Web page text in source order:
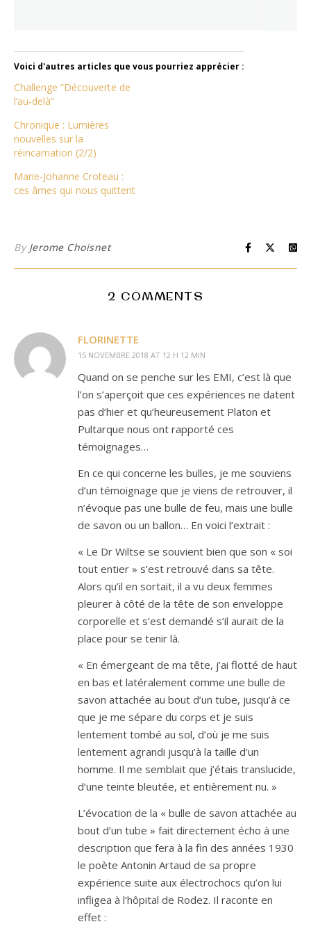
Voici d'autres articles que vous pourriez apprécier :
Challenge “Découverte de
l’au-delà”
Chronique : Lumières
nouvelles sur la
réincarnation (2/2)
Marie-Johanne Croteau :
ces âmes qui nous quittent
By Jerome Choisnet
2 COMMENTS
FLORINETTE
15 NOVEMBRE 2018 AT 12 H 12 MIN
Quand on se penche sur les EMI, c’est là que
l’on s’aperçoit que ces expériences ne datent
pas d’hier et qu’heureusement Platon et
Pultarque nous ont rapporté ces
témoignages…
En ce qui concerne les bulles, je me souviens
d’un témoignage que je viens de retrouver, il
n’évoque pas une bulle de feu, mais une bulle
de savon ou un ballon… En voici l’extrait :
« Le Dr Wiltse se souvient bien que son « soi
tout entier » s’est retrouvé dans sa tête.
Alors qu’il en sortait, il a vu deux femmes
pleurer à côté de la tête de son enveloppe
corporelle et s’est demandé s’il aurait de la
place pour se tenir là.
« En émergeant de ma tête, j’ai flotté de haut
en bas et latéralement comme une bulle de
savon attachée au bout d’un tube, jusqu’à ce
que je me sépare du corps et je suis
lentement tombé au sol, d’où je me suis
lentement agrandi jusqu’à la taille d’un
homme. Il me semblait que j’étais translucide,
d’une teinte bleutée, et entièrement nu. »
L’évocation de la « bulle de savon attachée au
bout d’un tube » fait directement écho à une
description que fera à la fin des années 1930
le poète Antonin Artaud de sa propre
expérience suite aux électrochocs qu’on lui
infligea à l’hôpital de Rodez. Il raconte en
effet :